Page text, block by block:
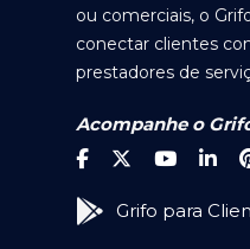
ou comerciais, o
conectar clientes
prestadores de
Acompanhe o
Grifo para